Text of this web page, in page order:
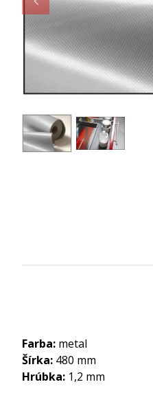
Farba: metal
Šírka: 480 mm
Hrúbka: 1,2 mm